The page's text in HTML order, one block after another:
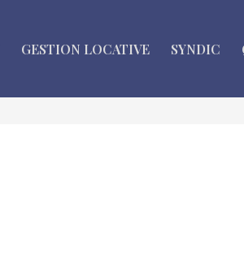
GESTION LOCATIVE SYNDIC